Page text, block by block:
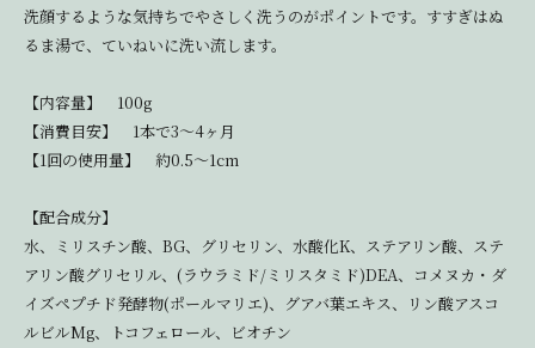
洗顔するような気持ちでやさしく洗うのがポイントです。すすぎはぬ
るま湯で、ていねいに洗い流します。
【内容量】 100g
【消費目安】 1本で3～4ヶ月
【1回の使用量】 約0.5～1cm
【配合成分】
水、ミリスチン酸、BG、グリセリン、水酸化K、ステアリン酸、ステ
アリン酸グリセリル、(ラウラミド/ミリスタミド)DEA、コメヌカ・ダ
イズペプチド発酵物(ポールマリエ)、グアバ葉エキス、リン酸アスコ
ルビルMg、トコフェロール、ビオチン